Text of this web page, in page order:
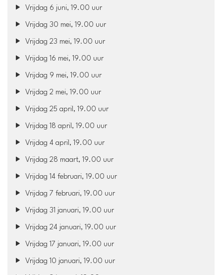
Vrijdag 6 juni, 19.00 uur
Vrijdag 30 mei, 19.00 uur
Vrijdag 23 mei, 19.00 uur
Vrijdag 16 mei, 19.00 uur
Vrijdag 9 mei, 19.00 uur
Vrijdag 2 mei, 19.00 uur
Vrijdag 25 april, 19.00 uur
Vrijdag 18 april, 19.00 uur
Vrijdag 4 april, 19.00 uur
Vrijdag 28 maart, 19.00 uur
Vrijdag 14 februari, 19.00 uur
Vrijdag 7 februari, 19.00 uur
Vrijdag 31 januari, 19.00 uur
Vrijdag 24 januari, 19.00 uur
Vrijdag 17 januari, 19.00 uur
Vrijdag 10 januari, 19.00 uur